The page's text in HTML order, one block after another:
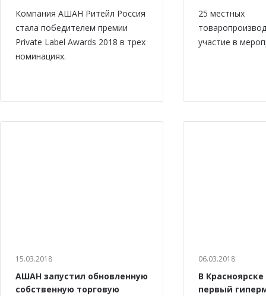
Компания АШАН Ритейл Россия
стала победителем премии
Private Label Awards 2018 в трех
номинациях.
25 местных
участие в
15.03.2018
АШАН запустил обновленную
собственную торговую
06.03.2018
В
первый